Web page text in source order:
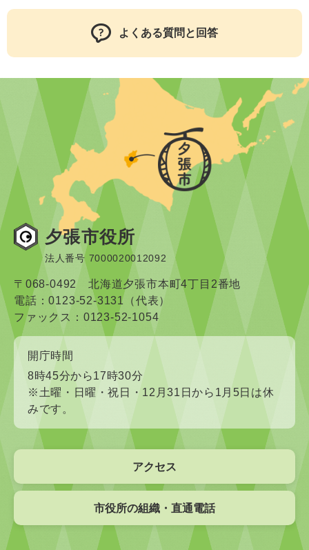
よくある質問と回答
夕張市役所
法人番号 7000020012092
〒068-0492 北海道夕張市本町4丁目2番地
電話：0123-52-3131（代表）
ファックス：0123-52-1054
開庁時間
8時45分から17時30分
※土曜・日曜・祝日・12月31日から1月5日は休
みです。
アクセス
市役所の組織・直通電話